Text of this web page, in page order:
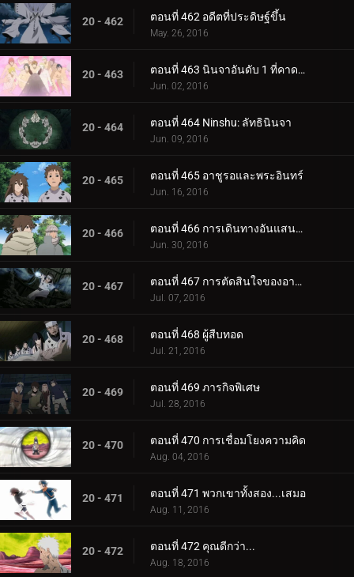
20 - 462 ตอนที่ 462 อดีตที่ประดิษฐ์ขึ้น
May. 26, 2016
20 - 463 ตอนที่ 463 นินจาอันดับ 1 ที่คาดเดาไม่ได้มากที่สุด
Jun. 02, 2016
20 - 464 ตอนที่ 464 Ninshu: ลัทธินินจา
Jun. 09, 2016
20 - 465 ตอนที่ 465 อาชูรอและพระอินทร์
Jun. 16, 2016
20 - 466 ตอนที่ 466 การเดินทางอันแสนวุ่นวาย
Jun. 30, 2016
20 - 467 ตอนที่ 467 การตัดสินใจของอาชูรอ
Jul. 07, 2016
20 - 468 ตอนที่ 468 ผู้สืบทอด
Jul. 21, 2016
20 - 469 ตอนที่ 469 ภารกิจพิเศษ
Jul. 28, 2016
20 - 470 ตอนที่ 470 การเชื่อมโยงความคิด
Aug. 04, 2016
20 - 471 ตอนที่ 471 พวกเขาทั้งสอง...เสมอ
Aug. 11, 2016
20 - 472 ตอนที่ 472 คุณดีกว่า...
Aug. 18, 2016